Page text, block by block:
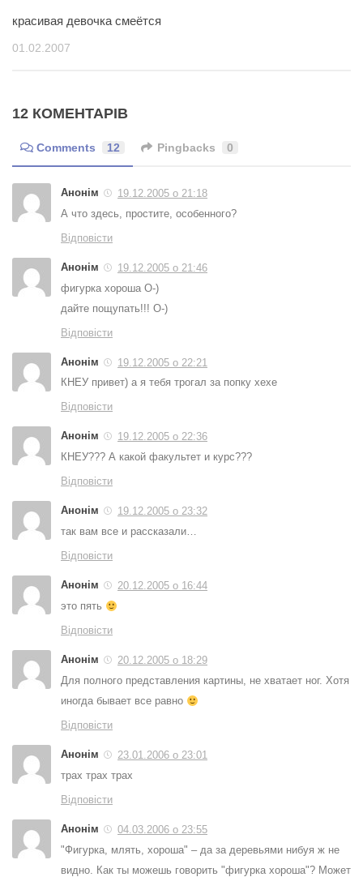
красивая девочка смеётся
01.02.2007
12 КОМЕНТАРІВ
Comments 12 Pingbacks 0
Анонім
19.12.2005 о 21:18
А что здесь, простите, особенного?
Відповісти
Анонім
19.12.2005 о 21:46
фигурка хороша O-)
дайте пощупать!!! O-)
Відповісти
Анонім
19.12.2005 о 22:21
КНЕУ привет) а я тебя трогал за попку хехе
Відповісти
Анонім
19.12.2005 о 22:36
КНЕУ??? А какой факультет и курс???
Відповісти
Анонім
19.12.2005 о 23:32
так вам все и рассказали…
Відповісти
Анонім
20.12.2005 о 16:44
это пять
Відповісти
Анонім
20.12.2005 о 18:29
Для полного представления картины, не хватает ног. Хотя
иногда бывает все равно
Відповісти
Анонім
23.01.2006 о 23:01
трах трах трах
Відповісти
Анонім
04.03.2006 о 23:55
"Фигурка, млять, хороша" – да за деревьями нибуя ж не
видно. Как ты можешь говорить "фигурка хороша"? Может